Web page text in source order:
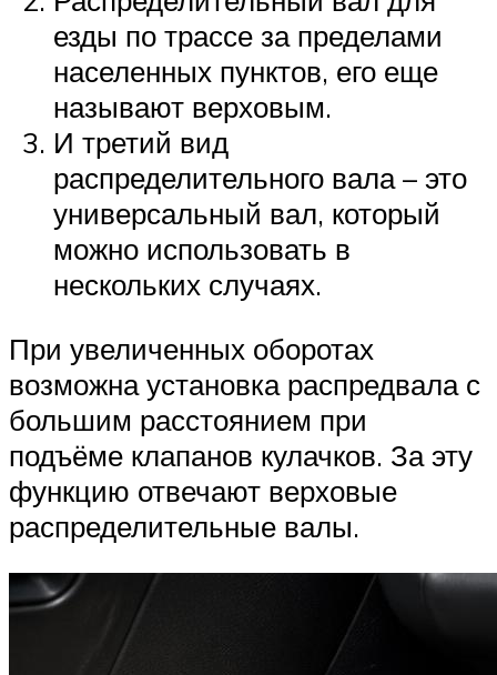
езды по трассе за пределами
населенных пунктов, его еще
называют верховым.
И третий вид
распределительного вала – это
универсальный вал, который
можно использовать в
нескольких случаях.
При увеличенных оборотах
возможна установка распредвала с
большим расстоянием при
подъёме клапанов кулачков. За эту
функцию отвечают верховые
распределительные валы.